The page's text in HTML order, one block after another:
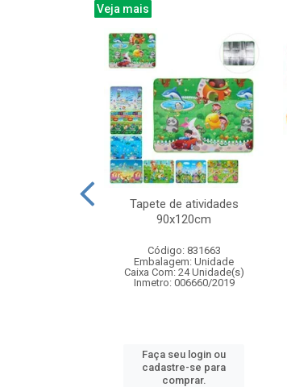
Veja mais
Tapete de atividades
90x120cm
Código: 831663
Embalagem: Unidade
Caixa Com: 24 Unidade(s)
Inmetro: 006660/2019
Faça seu login ou
cadastre-se para
comprar.